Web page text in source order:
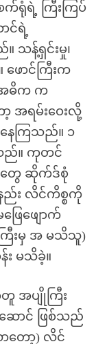
က်ရုံရဲ့ ကြီးကြပ်
င်ရဲ့
။ သန့်ရှင်းမှု၊
ောင်ကြီးက
အဓိက က
အရမ်းဝေးလို့
ေကြသည်။ ၁
ည်။ ကုတင်
တွေ ဆိုက်ဒ်စုံ
ည်း လိင်ကိစ္စကို
ေဖျောက်
းမှ အ မသိသူ)
း မသိခဲ့။
အပျိုကြီး
ောင် ဖြစ်သည်
ာတော့) လိင်